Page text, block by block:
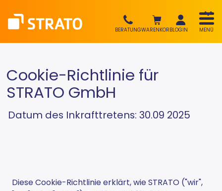
BERATUNGWARENKORBLOGIN MENÜ
Cookie-Richtlinie für
STRATO GmbH
Datum des Inkrafttretens: 30.09 2025
Diese Cookie-Richtlinie erklärt, wie STRATO ("wir",